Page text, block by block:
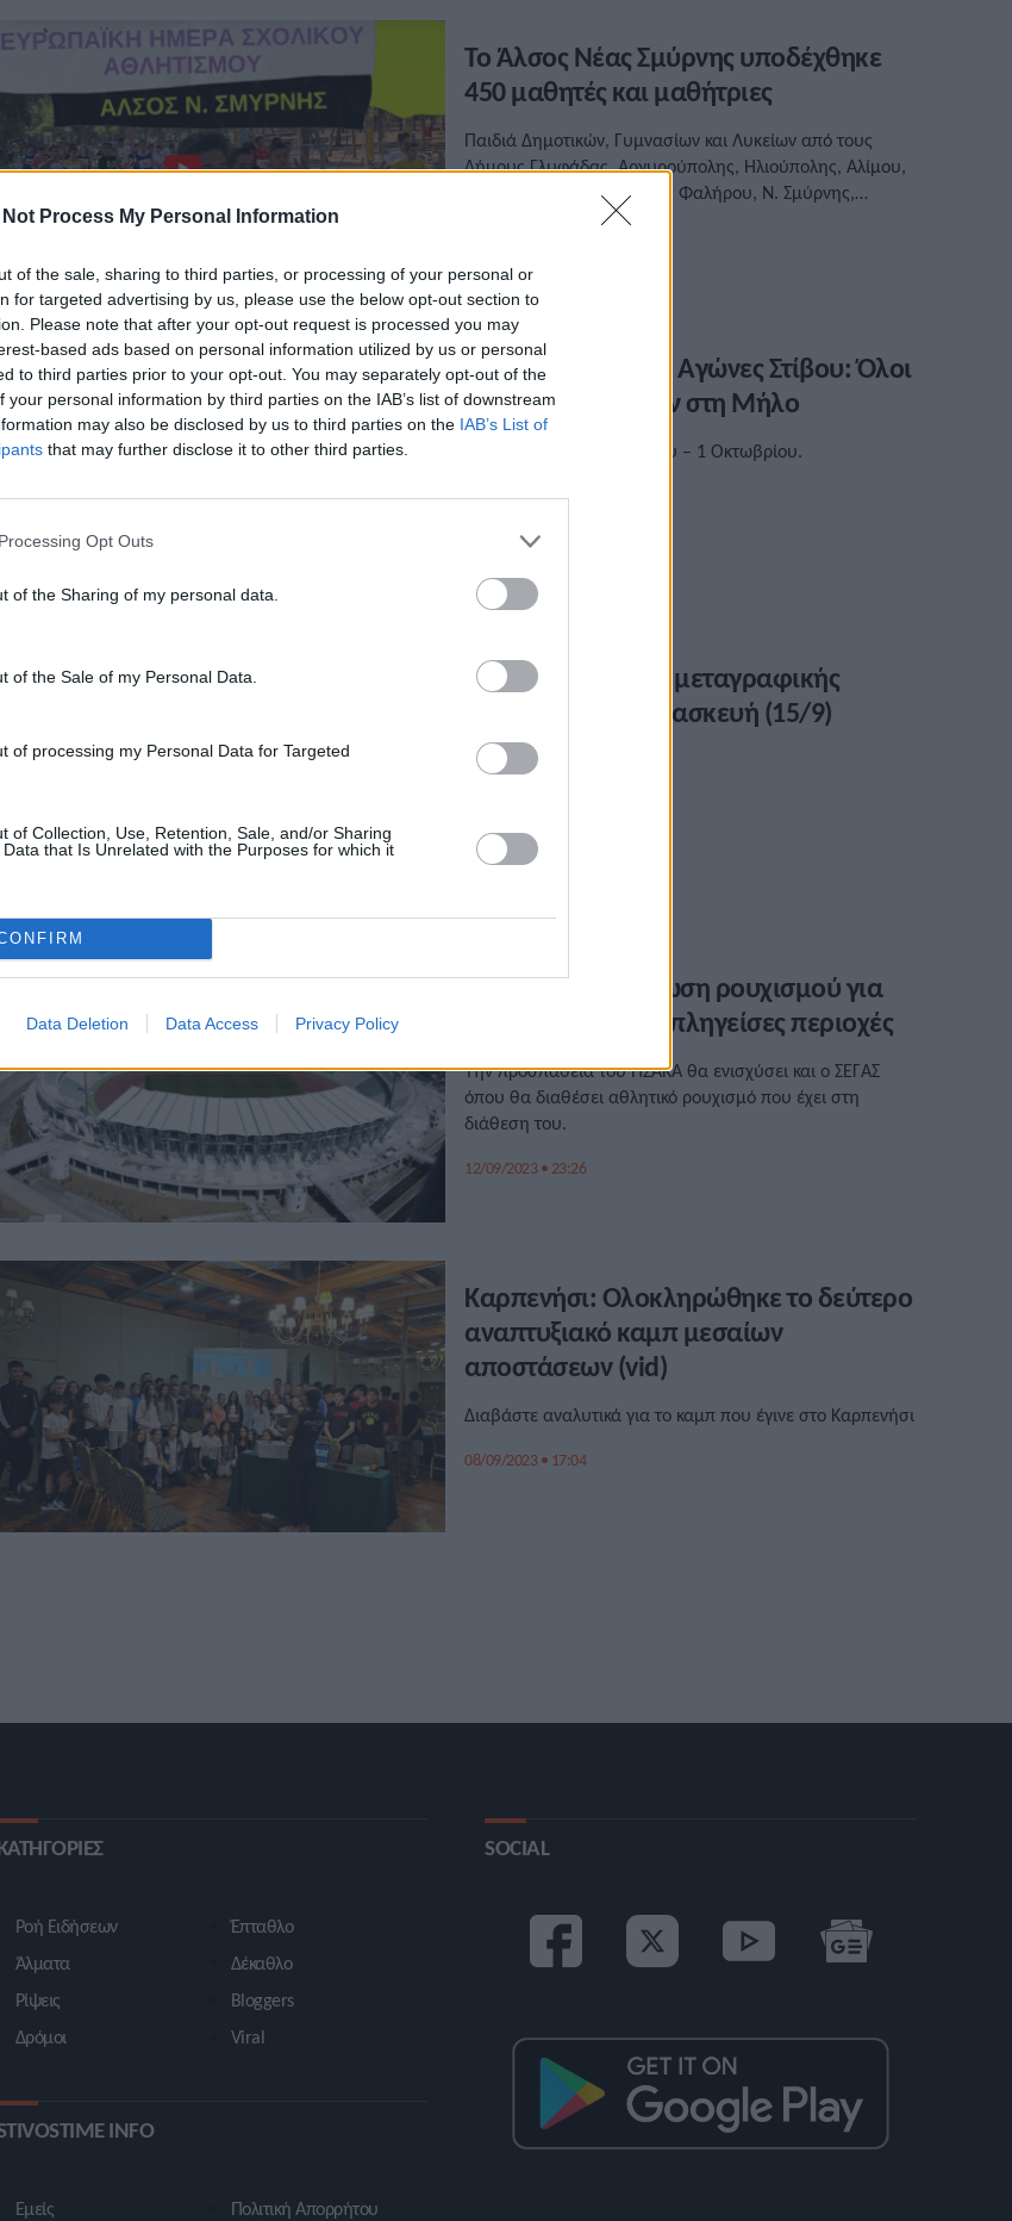
Not Process My Personal Information
of the sale, sharing to third parties, or processing of your personal or
for targeted advertising by us, please use the below opt-out section to
Please note that after your opt-out request is processed you may
based ads based on personal information utilized by us or personal
to third parties prior to your opt-out. You may separately opt-out of the
your personal information by third parties on the IAB’s list of downstream
may also be disclosed by us to third parties on the IAB’s List of
that may further disclose it to other third parties.
Opt Outs
of the Sharing of my personal data.
of the Sale of my Personal Data.
of processing my Personal Data for Targeted
of Collection, Use, Retention, Sale, and/or Sharing
that Is Unrelated with the Purposes for which it
Data Deletion Data Access Privacy Policy
Το Άλσος Νέας Σμύρνης υποδέχθηκε
450 μαθητές και μαθήτριες
Παιδιά Δημοτικών, Γυμνασίων και Λυκείων από τους
Δήμους Γλυφάδας, Αργυρούπολης, Ηλιούπολης, Αλίμου,
Αγίου Δημητρίου, Παλαιού Φαλήρου, Ν. Σμύρνης,
Καλλιθέας και Μοσχάτου – Ταύρου.
Αιγαιοπελαγίτικοι Αγώνες Στίβου: Όλοι
οι δρόμοι οδηγούν στη Μήλο
Το διήμερο 30 Σεπτεμβρίου – 1 Οκτωβρίου.
27/09/2023 • 12:28
ΣΕΓΑΣ: Έναρξη της μεταγραφικής
περιόδου την Παρασκευή (15/9)
Δείτε τι αναφέρει ο ΣΕΓΑΣ
ΠΣΑΚΑ: Συγκέντρωση ρουχισμού για
τους αθλητές στις πληγείσες περιοχές
Την προσπάθεια του ΠΣΑΚΑ θα ενισχύσει και ο ΣΕΓΑΣ
όπου θα διαθέσει αθλητικό ρουχισμό που έχει στη
διάθεση του.
12/09/2023 • 23:26
Καρπενήσι: Ολοκληρώθηκε το δεύτερο
αναπτυξιακό καμπ μεσαίων
αποστάσεων (vid)
Διαβάστε αναλυτικά για το καμπ που έγινε στο Καρπενήσι
08/09/2023 • 17:04
Ροή Ειδήσεων
Άλματα
Ρίψεις
Δρόμοι
Έπταθλο
Δέκαθλο
Bloggers
Viral
INFO
Εμείς Πολιτική Απορρήτου
SOCIAL